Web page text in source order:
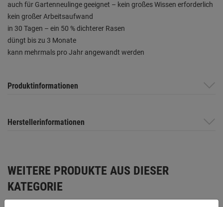
auch für Gartenneulinge geeignet – kein großes Wissen erforderlich
kein großer Arbeitsaufwand
in 30 Tagen – ein 50 % dichterer Rasen
düngt bis zu 3 Monate
kann mehrmals pro Jahr angewandt werden
Produktinformationen
Herstellerinformationen
WEITERE PRODUKTE AUS DIESER
KATEGORIE